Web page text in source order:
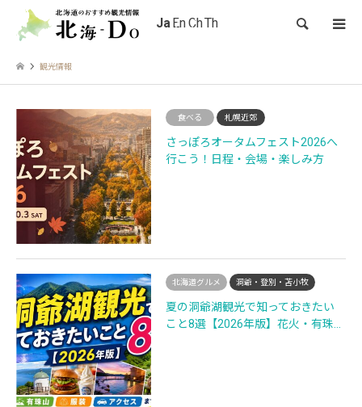
検索
観光情報
食べる 札幌近郊
さっぽろオータムフェスト2026へ
行こう！日程・会場・楽しみ方
北海道グルメ 洞爺・登別・苫小牧
夏の洞爺湖観光で知っておきたい
こと8選【2026年版】花火・有珠…